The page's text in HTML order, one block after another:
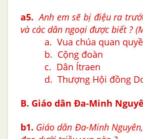
a5. Anh em sẽ bị điệu ra
và các dân ngoại được biết ?
a. Vua chúa quan
b. Cộng đoàn
c. Dân Ítraen
d. Thượng Hội đồng
B. Giáo dân Ða-Minh
b1. Giáo dân Ða-Minh